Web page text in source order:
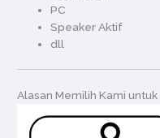
PC
Speaker Aktif
dll
Alasan Memilih Kami untuk